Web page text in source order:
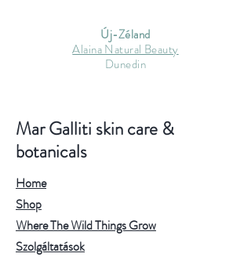
Új-Zéland
Alaina Natural Beauty
Dunedin
Mar Galliti skin care &
botanicals
Home
Shop
Where The Wild Things Grow
Szolgáltatások